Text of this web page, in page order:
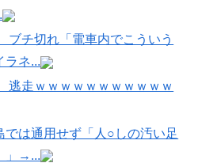
ブチ切れ「電車内でこういう
ラネ...
逃走ｗｗｗｗｗｗｗｗｗｗｗ
では通用せず「人○しの汚い足
」→...